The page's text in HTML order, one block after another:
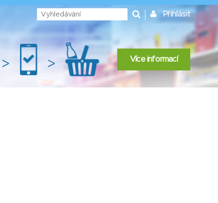
Přihlásit
> > Více informací